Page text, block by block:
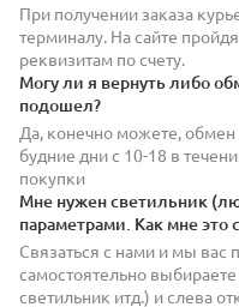
При получении заказа
терминалу. На сайте
реквизитам по счету.
Могу ли я вернуть либо
подошел?
Да, конечно можете, обмен
будние дни с 10-18 в
покупки
Мне нужен светильник
параметрами. Как мне это
Связаться с нами и мы вас
самостоятельно
светильник итд.) и слева